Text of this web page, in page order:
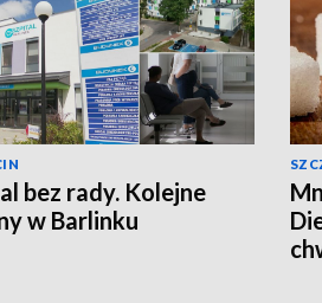
bez rady. Kolejne
w Barlinku